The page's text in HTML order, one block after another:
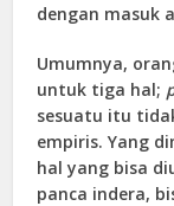
dengan masuk
Umumnya,
untuk tiga hal;
sesuatu itu
empiris. Yang
hal yang bisa
panca indera,